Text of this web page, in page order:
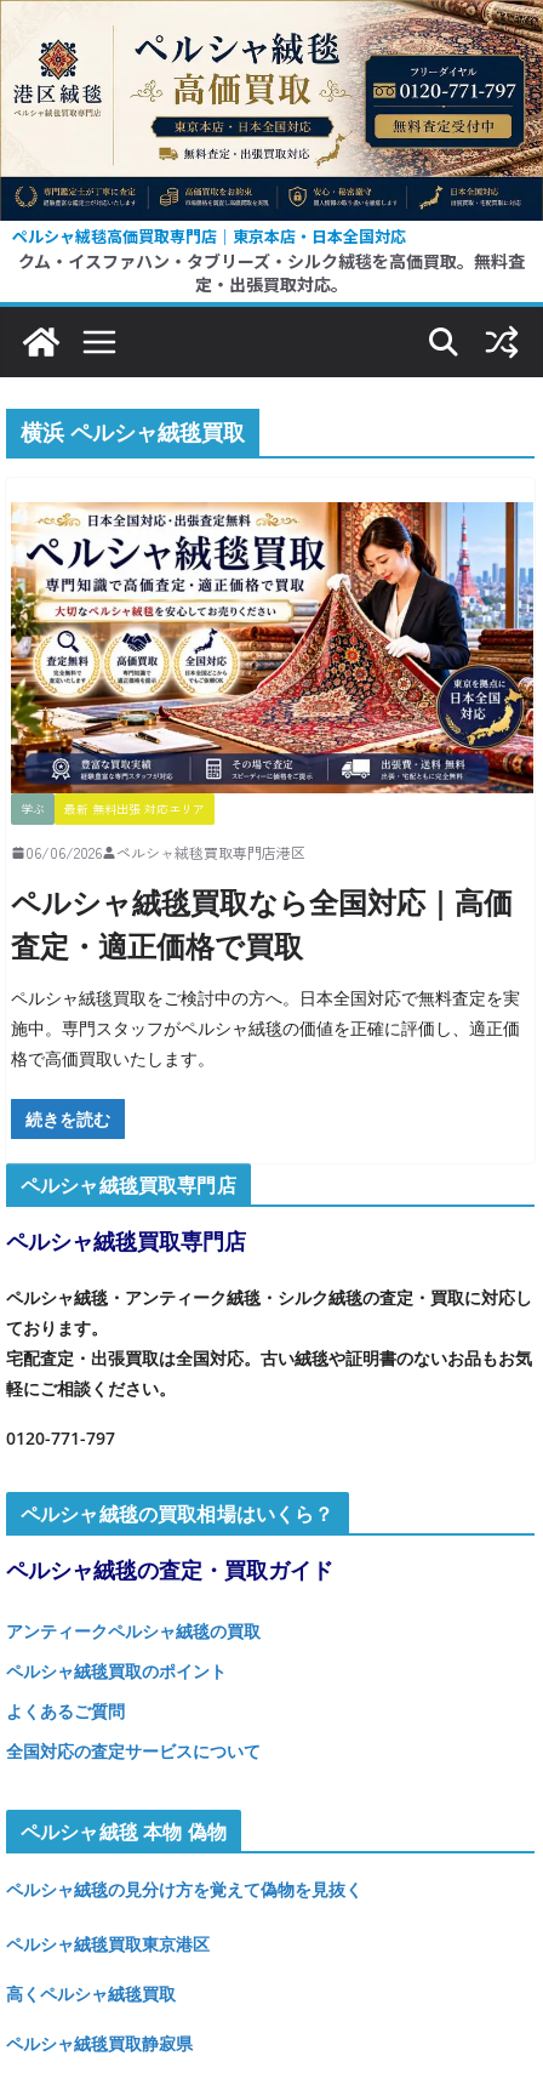
テ
へ
ス
ッ
ペルシャ絨毯高価買取専門店｜東京本店・日本全国対応
クム・イスファハン・タブリーズ・シルク絨毯を高価買取。無料査
定・出張買取対応。
横浜 ペルシャ絨毯買取
学ぶ 最新 無料出張 対応エリア
06/06/2026 ペルシャ絨毯買取専門店港区
ペルシャ絨毯買取なら全国対応｜高価
査定・適正価格で買取
ペルシャ絨毯買取をご検討中の方へ。日本全国対応で無料査定を実
施中。専門スタッフがペルシャ絨毯の価値を正確に評価し、適正価
格で高価買取いたします。
続きを読む
ペルシャ絨毯買取専門店
ペルシャ絨毯買取専門店
ペルシャ絨毯・アンティーク絨毯・シルク絨毯の査定・買取に対応し
ております。
宅配査定・出張買取は全国対応。古い絨毯や証明書のないお品もお気
軽にご相談ください。
0120-771-797
ペルシャ絨毯の買取相場はいくら？
ペルシャ絨毯の査定・買取ガイド
アンティークペルシャ絨毯の買取
ペルシャ絨毯買取のポイント
よくあるご質問
全国対応の査定サービスについて
ペルシャ絨毯 本物 偽物
ペルシャ絨毯の見分け方を覚えて偽物を見抜く
ペルシャ絨毯買取東京港区
高くペルシャ絨毯買取
ペルシャ絨毯買取静寂県